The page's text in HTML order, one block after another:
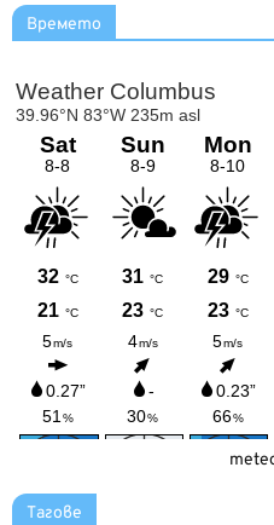
Времето
Тагове